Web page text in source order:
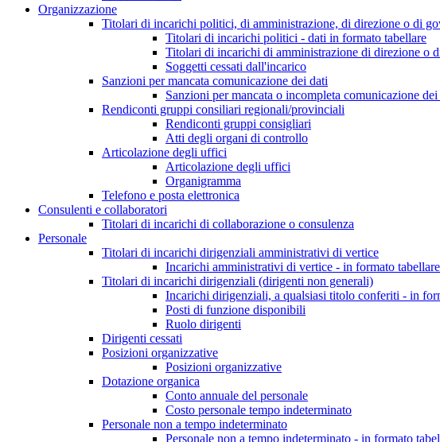
Organizzazione
Titolari di incarichi politici, di amministrazione, di direzione o di
Titolari di incarichi politici - dati in formato tabellare
Titolari di incarichi di amministrazione di direzione o
Soggetti cessati dall'incarico
Sanzioni per mancata comunicazione dei dati
Sanzioni per mancata o incompleta comunicazione
Rendiconti gruppi consiliari regionali/provinciali
Rendiconti gruppi consigliari
Atti degli organi di controllo
Articolazione degli uffici
Articolazione degli uffici
Organigramma
Telefono e posta elettronica
Consulenti e collaboratori
Titolari di incarichi di collaborazione o consulenza
Personale
Titolari di incarichi dirigenziali amministrativi di vertice
Incarichi amministrativi di vertice - in formato tabellare
Titolari di incarichi dirigenziali (dirigenti non generali)
Incarichi dirigenziali, a qualsiasi titolo conferiti - in
Posti di funzione disponibili
Ruolo dirigenti
Dirigenti cessati
Posizioni organizzative
Posizioni organizzative
Dotazione organica
Conto annuale del personale
Costo personale tempo indeterminato
Personale non a tempo indeterminato
Personale non a tempo indeterminato - in formato